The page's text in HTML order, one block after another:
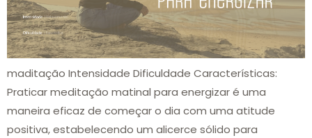
maditação Intensidade Dificuldade Características:
Praticar meditação matinal para energizar é uma
maneira eficaz de começar o dia com uma atitude
positiva, estabelecendo um alicerce sólido para